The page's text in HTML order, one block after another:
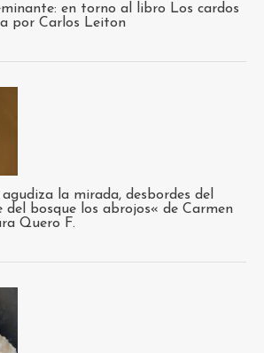
en torno al libro Los cardos
por Carlos Leiton
la mirada, desbordes del
bosque los abrojos« de Carmen
Quero F.